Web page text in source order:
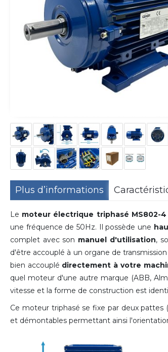
Plus d’informations
Le moteur électrique triphasé MS802-4
une fréquence de 50Hz. Il possède une
complet avec son manuel d'utilisation,
d'être accouplé à un organe de
bien accouplé directement à votre
quel moteur d'une autre marque (ABB,
vitesse et la forme de construction est
Ce moteur triphasé se fixe par deux pattes
et démontables permettant ainsi